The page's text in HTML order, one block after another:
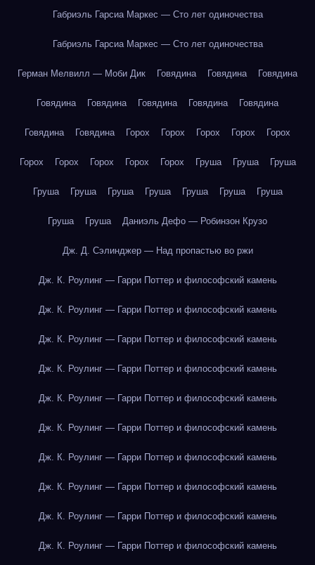
Габриэль Гарсиа Маркес — Сто лет одиночества
Габриэль Гарсиа Маркес — Сто лет одиночества
Герман Мелвилл — Моби Дик Говядина Говядина Говядина
Говядина Говядина Говядина Говядина Говядина
Говядина Говядина Горох Горох Горох Горох Горох
Горох Горох Горох Горох Горох Груша Груша Груша
Груша Груша Груша Груша Груша Груша Груша
Груша Груша Даниэль Дефо — Робинзон Крузо
Дж. Д. Сэлинджер — Над пропастью во ржи
Дж. К. Роулинг — Гарри Поттер и философский камень
Дж. К. Роулинг — Гарри Поттер и философский камень
Дж. К. Роулинг — Гарри Поттер и философский камень
Дж. К. Роулинг — Гарри Поттер и философский камень
Дж. К. Роулинг — Гарри Поттер и философский камень
Дж. К. Роулинг — Гарри Поттер и философский камень
Дж. К. Роулинг — Гарри Поттер и философский камень
Дж. К. Роулинг — Гарри Поттер и философский камень
Дж. К. Роулинг — Гарри Поттер и философский камень
Дж. К. Роулинг — Гарри Поттер и философский камень